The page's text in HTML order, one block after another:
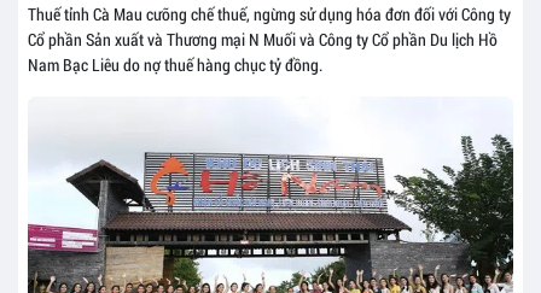
Thuế tỉnh Cà Mau cưỡng chế thuế, ngừng sử dụng hóa đơn đối với Công ty
Cổ phần Sản xuất và Thương mại N Muối và Công ty Cổ phần Du lịch Hồ
Nam Bạc Liêu do nợ thuế hàng chục tỷ đồng.